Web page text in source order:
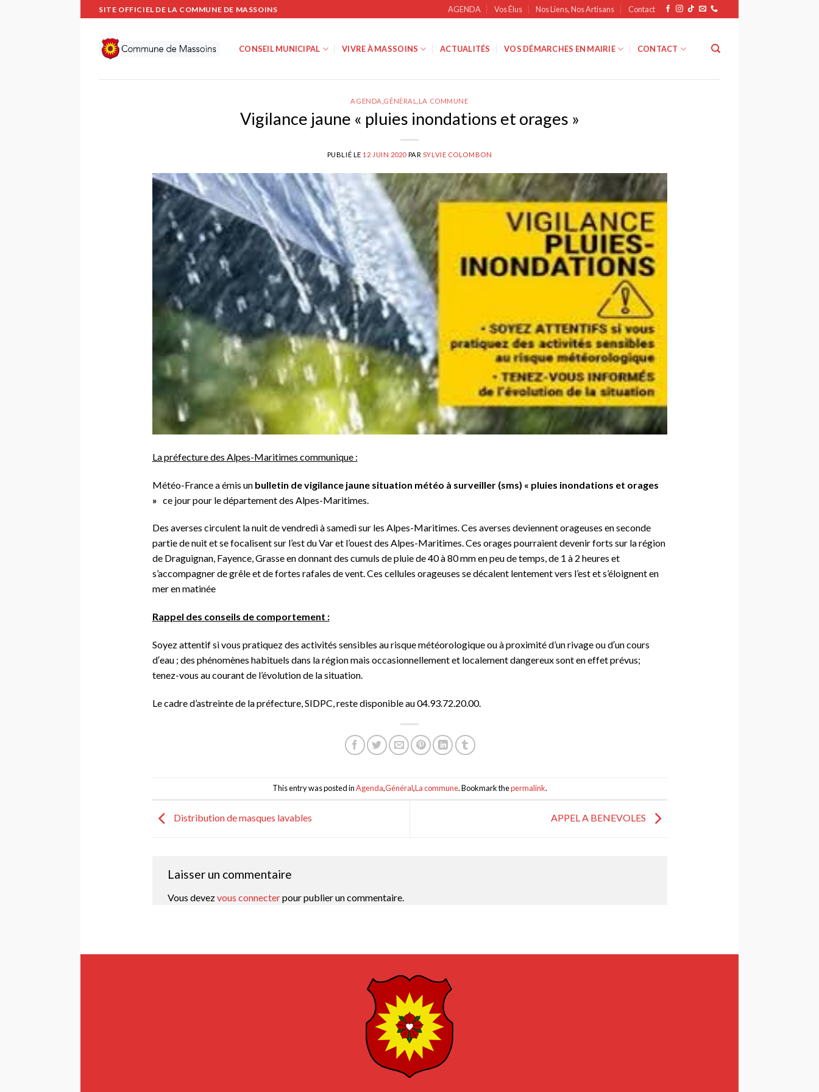
Passer
au
contenu
SITE OFFICIEL DE LA COMMUNE DE MASSOINS AGENDA Vos Élus Nos Liens, Nos Artisans Contact
CONSEIL MUNICIPAL VIVRE À MASSOINS ACTUALITÉS VOS DÉMARCHES EN MAIRIE CONTACT
AGENDA GÉNÉRAL LA COMMUNE
Vigilance jaune « pluies inondations et orages »
PUBLIÉ LE 12 JUIN 2020 PAR SYLVIE COLOMBON
La préfecture des Alpes-Maritimes communique :
Météo-France a émis un bulletin de vigilance jaune situation météo à surveiller (sms) « pluies inondations et orages
» ce jour pour le département des Alpes-Maritimes.
Des averses circulent la nuit de vendredi à samedi sur les Alpes-Maritimes. Ces averses deviennent orageuses en seconde
partie de nuit et se focalisent sur l’est du Var et l’ouest des Alpes-Maritimes. Ces orages pourraient devenir forts sur la région
de Draguignan, Fayence, Grasse en donnant des cumuls de pluie de 40 à 80 mm en peu de temps, de 1 à 2 heures et
s’accompagner de grêle et de fortes rafales de vent. Ces cellules orageuses se décalent lentement vers l’est et s’éloignent en
mer en matinée
Rappel des conseils de comportement :
Soyez attentif si vous pratiquez des activités sensibles au risque météorologique ou à proximité d’un rivage ou d′un cours
d′eau ; des phénomènes habituels dans la région mais occasionnellement et localement dangereux sont en effet prévus;
tenez-vous au courant de l’évolution de la situation.
Le cadre d’astreinte de la préfecture, SIDPC, reste disponible au 04.93.72.20.00.
This entry was posted inAgenda,Général,La commune. Bookmark thepermalink.
Distribution de masques lavables APPEL A BENEVOLES
Laisser un commentaire
Vous devezvous connecterpour publier un commentaire.